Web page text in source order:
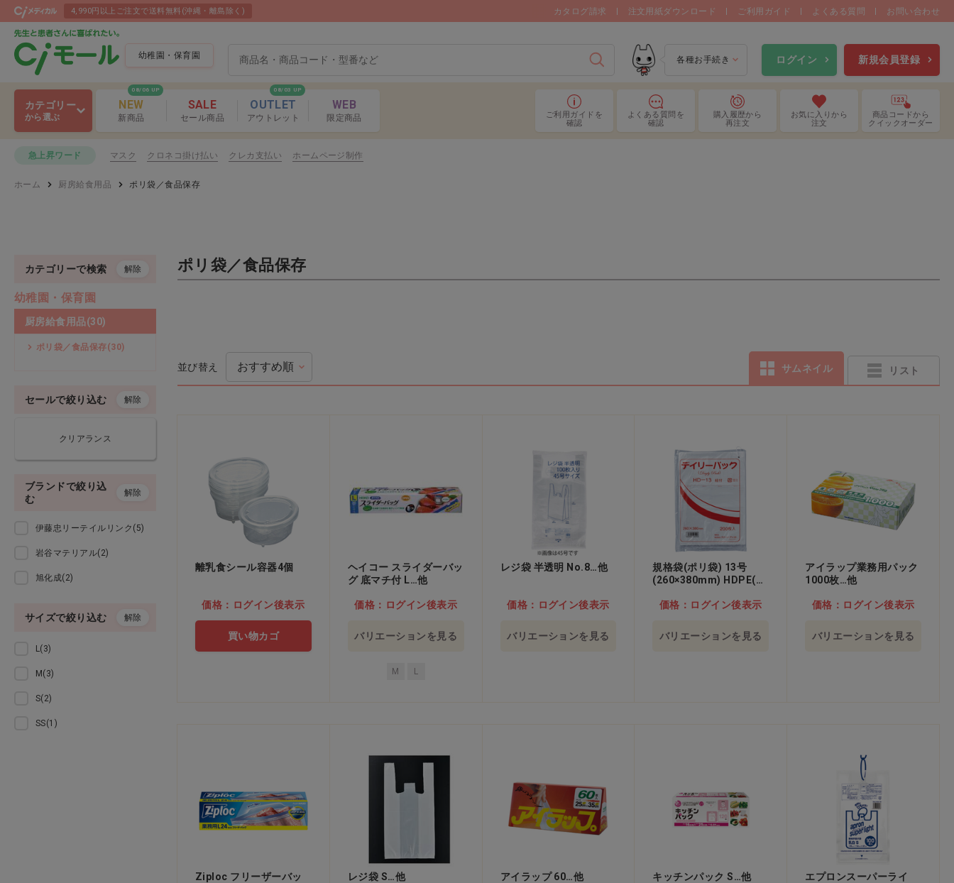
4,990円以上ご注文で送料無料(沖縄・離島除く) カタログ請求 注文用紙ダウンロード ご利用ガイド よくある質問 お問い合わせ
幼稚園・保育園 検索 各種お手続き ログイン 新規会員登録
カテゴリー
から選ぶ
製作用品
玩具
運動用品
式典・新学期用品
ペーパータオル・ティッシュ
手洗い・手指消毒
検診用品
衛生用品
厨房給食用品
スリッパ
トイレ用品
製作用品
製作用品 おすすめアイテム
08/06 UP
NEW
新商品
SALE
セール商品
08/03 UP
OUTLET
アウトレット
WEB
限定商品 ご利用ガイド を
確認
よくある質問 を
確認
購入履歴から
再注文
お気に入り から
注文
商品コードから
クイックオーダー
急上昇ワード マスク クロネコ掛け払い クレカ支払い ホームページ制作
ホーム 厨房給食用品 ポリ袋／食品保存
ポリ袋／食品保存
並び替え サムネイル リスト
離乳食シール容器4個
価格：ログイン後表示
買い物カゴ
ヘイコー スライダーバッ
グ 底マチ付 L…他
価格：ログイン後表示
バリエーションを見る
M L
レジ袋 半透明 No.8…他
価格：ログイン後表示
バリエーションを見る
規格袋(ポリ袋) 13号
(260×380mm) HDPE(半
価格：ログイン後表示
バリエーションを見る
アイラップ業務用パック
1000枚…他
価格：ログイン後表示
バリエーションを見る
Ziploc フリーザーバッ
レジ袋 S…他 アイラップ 60…他 キッチンパック S…他
エプロンスーパーライ
カテゴリーで検索 解除
幼稚園・保育園
厨房給食用品(30)
ポリ袋／食品保存(30)
セールで絞り込む 解除
クリアランス
ブランドで絞り込
む
解除
伊藤忠リーテイルリンク(5)
岩谷マテリアル(2)
旭化成(2)
サイズで絞り込む 解除
L(3)
M(3)
S(2)
SS(1)